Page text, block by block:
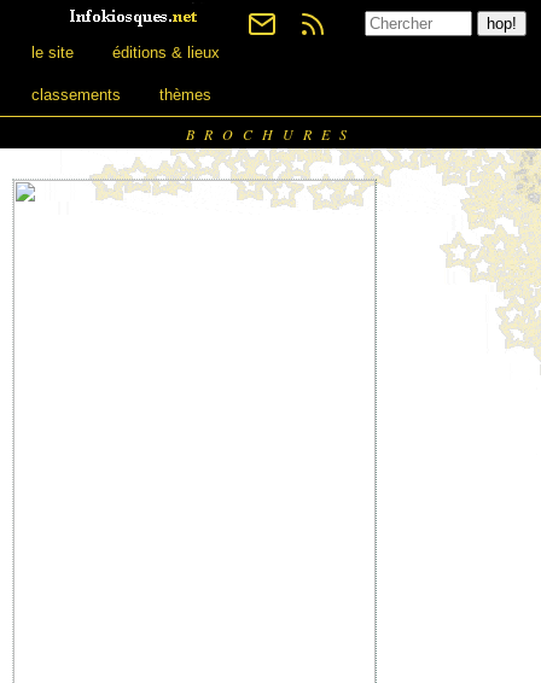
le site éditions & lieux
classements thèmes
BROCHURES